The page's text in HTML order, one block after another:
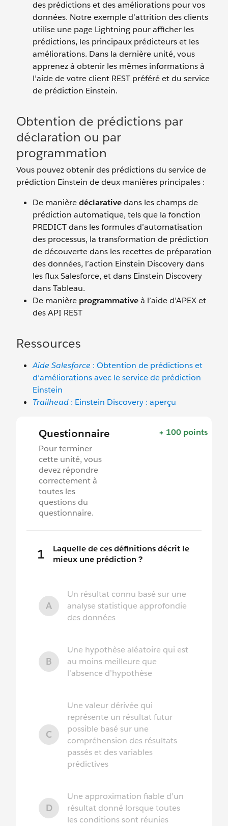
des prédictions et des améliorations pour vos
données. Notre exemple d’attrition des clients
utilise une page Lightning pour afficher les
prédictions, les principaux prédicteurs et les
améliorations. Dans la dernière unité, vous
apprenez à obtenir les mêmes informations à
l’aide de votre client REST préféré et du service
de prédiction Einstein.
Obtention de prédictions par
déclaration ou par
programmation
Vous pouvez obtenir des prédictions du service de
prédiction Einstein de deux manières principales :
De manièredéclarativedans les champs de
prédiction automatique, tels que la fonction
PREDICT dans les formules d’automatisation
des processus, la transformation de prédiction
de découverte dans les recettes de préparation
des données, l’action Einstein Discovery dans
les flux Salesforce, et dans Einstein Discovery
dans Tableau.
De manière programmativeà l’aide d’APEX et
des API REST
Ressources
Aide Salesforce : Obtention de prédictions et
d’améliorations avec le service de prédiction
Einstein
Trailhead : Einstein Discovery : aperçu